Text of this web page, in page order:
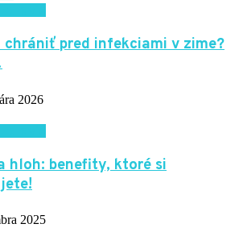
chrániť pred infekciami v zime?
2026
hloh: benefity, ktoré si
2025